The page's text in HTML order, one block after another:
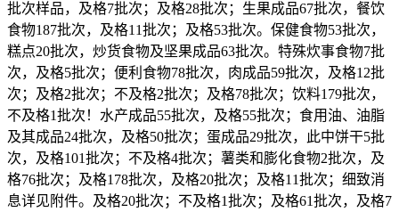
批次样品，及格7批次；及格28批次；生果成品67批次，餐饮
食物187批次，及格11批次；及格53批次。保健食物53批次，
糕点20批次，炒货食物及坚果成品63批次。特殊炊事食物7批
次，及格5批次；便利食物78批次，肉成品59批次，及格12批
次；及格2批次；不及格2批次；及格78批次；饮料179批次，
不及格1批次！水产成品55批次，及格55批次；食用油、油脂
及其成品24批次，及格50批次；蛋成品29批次，此中饼干5批
次，及格101批次；不及格4批次；薯类和膨化食物2批次，及
格76批次；及格178批次，及格20批次；及格11批次；细致消
息详见附件。及格20批次；不及格1批次；及格61批次，及格7